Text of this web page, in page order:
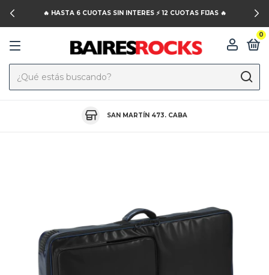
🔥 HASTA 6 CUOTAS SIN INTERES ⚡️ 12 CUOTAS FIJAS 🔥
0
SAN MARTÍN 473. CABA